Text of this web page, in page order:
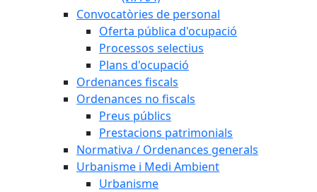
Convocatòries de personal
Oferta pública d'ocupació
Processos selectius
Plans d'ocupació
Ordenances fiscals
Ordenances no fiscals
Preus públics
Prestacions patrimonials
Normativa / Ordenances generals
Urbanisme i Medi Ambient
Urbanisme